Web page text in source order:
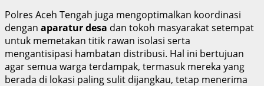
Polres Aceh Tengah juga mengoptimalkan koordinasi
dengan aparatur desa dan tokoh masyarakat setempat
untuk memetakan titik rawan isolasi serta
mengantisipasi hambatan distribusi. Hal ini bertujuan
agar semua warga terdampak, termasuk mereka yang
berada di lokasi paling sulit dijangkau, tetap menerima